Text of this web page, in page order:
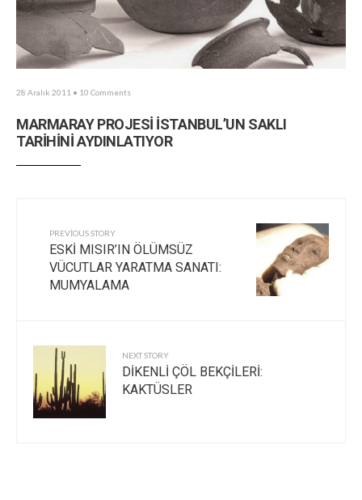
28 Aralık 2011 • 10 Comments
MARMARAY PROJESİ İSTANBUL’UN SAKLI
TARİHİNİ AYDINLATIYOR
PREVIOUS STORY
ESKİ MISIR’IN ÖLÜMSÜZ
VÜCUTLAR YARATMA SANATI:
MUMYALAMA
NEXT STORY
DİKENLİ ÇÖL BEKÇİLERİ:
KAKTÜSLER